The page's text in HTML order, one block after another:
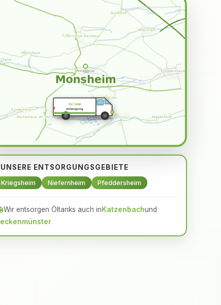
ÖLTANK
entsorgung
UNSERE ENTSORGUNGSGEBIETE
Kriegsheim Niefernheim Pfeddersheim
Wir entsorgen Öltanks auch inKatzenbachund